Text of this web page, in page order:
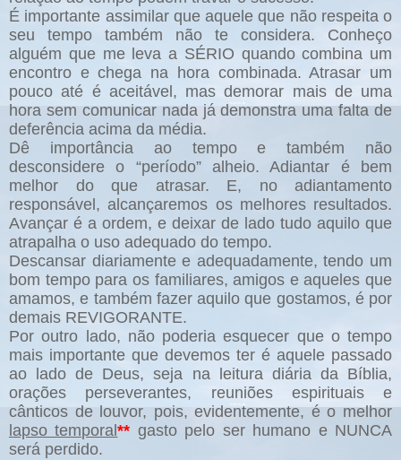
É importante assimilar que aquele que não respeita o
seu tempo também não te considera. Conheço
alguém que me leva a SÉRIO quando combina um
encontro e chega na hora combinada. Atrasar um
pouco até é aceitável, mas demorar mais de uma
hora sem comunicar nada já demonstra uma falta de
deferência acima da média.
Dê
importância ao tempo e também não
desconsidere o “período” alheio. Adiantar é bem
melhor do que atrasar. E, no adiantamento
responsável, alcançaremos os melhores resultados.
Avançar é a ordem, e deixar de lado tudo aquilo que
atrapalha o uso adequado do tempo.
Descansar diariamente e adequadamente, tendo um
bom tempo para os familiares, amigos e aqueles que
amamos, e também fazer aquilo que gostamos, é por
demais REVIGORANTE.
Por outro lado, não poderia esquecer que o tempo
mais importante que devemos ter é aquele passado
ao lado de Deus, seja na leitura diária da Bíblia,
orações perseverantes, reuniões espirituais e
cânticos de louvor, pois, evidentemente, é o melhor
lapso temporal** gasto pelo ser humano e NUNCA
será perdido.